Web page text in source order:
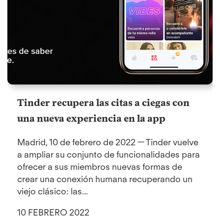
Tinder recupera las citas a ciegas con
una nueva experiencia en la app
Madrid, 10 de febrero de 2022 — Tinder vuelve
a ampliar su conjunto de funcionalidades para
ofrecer a sus miembros nuevas formas de
crear una conexión humana recuperando un
viejo clásico: las...
10 FEBRERO 2022